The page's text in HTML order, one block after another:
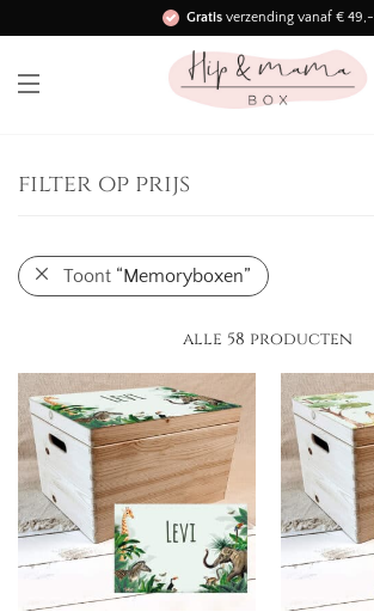
Gratisverzending vanaf € 49,-
Binnen 3 werkdagen in huis!
filter op prijs
Alle
25,--50,-
75,--100,-
100,--125,-
Toont “Memoryboxen”
alle 58 producten